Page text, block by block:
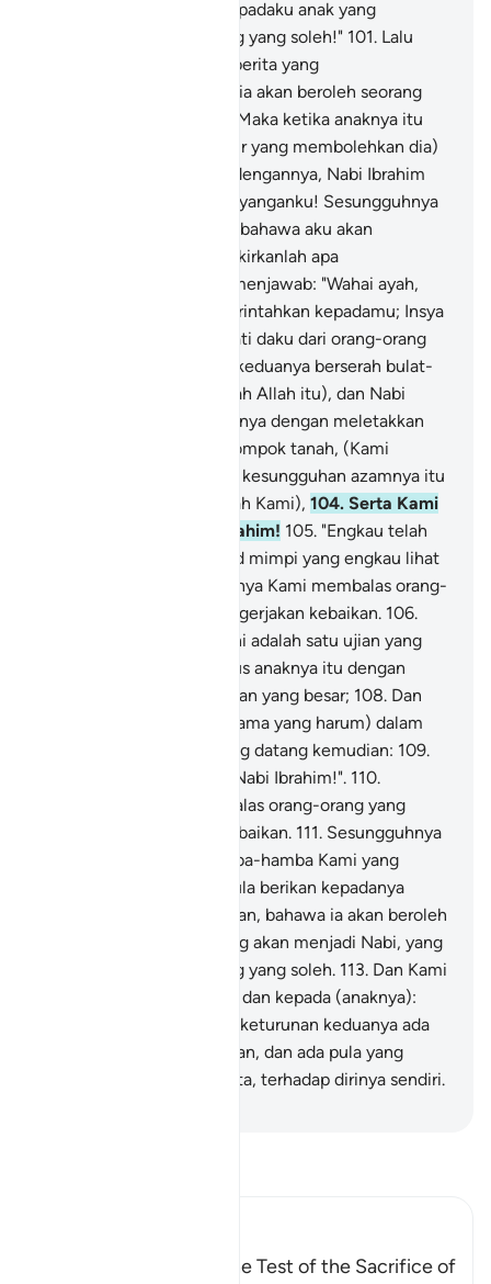
Ibrahim's Emigration, the Test of the Sacrifice of
Tuhanku! Kurniakanlah kepadaku anak yang
terhitung dari orang-orang yang soleh!" 101. Lalu
Kami berikan kepadanya berita yang
mengembirakan, bahawa ia akan beroleh seorang
Maka ketika anaknya itu
sampai (ke peringkat umur yang membolehkan dia)
berusaha bersama-sama dengannya, Nabi Ibrahim
berkata: "Wahai anak kesayanganku! Sesungguhnya
aku melihat dalam mimpi bahawa aku akan
menyembelihmu; maka fikirkanlah apa
pendapatmu?". Anaknya menjawab: "Wahai ayah,
jalankanlah apa yang diperintahkan kepadamu; Insya
Allah, ayah akan mendapati daku dari orang-orang
Setelah keduanya berserah bulat-
bulat (menjunjung perintah Allah itu), dan Nabi
Ibrahim merebahkan anaknya dengan meletakkan
iringan mukanya di atas tompok tanah, (Kami
sifatkan Ibrahim - dengan kesungguhan azamnya itu
telah menjalankan perintah Kami), 104. Serta Kami
menyerunya: "Wahai Ibrahim! 105. "Engkau telah
menyempurnakan maksud mimpi yang engkau lihat
itu". Demikianlah sebenarnya Kami membalas orang-
orang yang berusaha mengerjakan kebaikan. 106.
Sesungguhnya perintah ini adalah satu ujian yang
Dan Kami tebus anaknya itu dengan
seekor binatang sembelihan yang besar; 108. Dan
Kami kekalkan baginya (nama yang harum) dalam
kalangan orang-orang yang datang kemudian: 109.
"Salam sejahtera kepada Nabi Ibrahim!". 110.
Demikianlah Kami membalas orang-orang yang
berusaha mengerjakan kebaikan. 111. Sesungguhnya
Nabi Ibrahim itu dari hamba-hamba Kami yang
Dan Kami pula berikan kepadanya
berita yang mengembirakan, bahawa ia akan beroleh
(seorang anak): Ishak, yang akan menjadi Nabi, yang
terhitung dari orang-orang yang soleh. 113. Dan Kami
limpahi berkat kepadanya dan kepada (anaknya):
Ishak; dan di antara zuriat keturunan keduanya ada
yang mengerjakan kebaikan, dan ada pula yang
berlaku zalim dengan nyata, terhadap dirinya sendiri.